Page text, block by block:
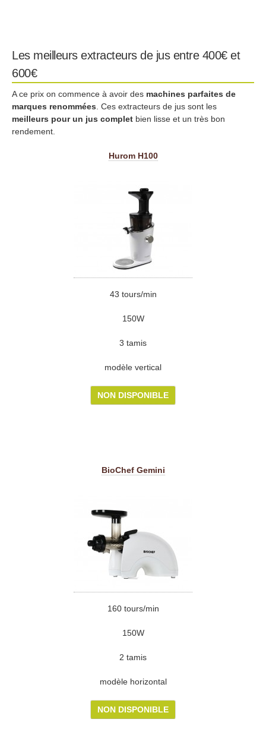
Les meilleurs extracteurs de jus entre 400€ et
600€
A ce prix on commence à avoir des machines parfaites de
marques renommées . Ces extracteurs de jus sont les
meilleurs pour un jus complet bien lisse et un très bon
rendement.
Hurom H100
43 tours/min
150W
3 tamis
modèle vertical
NON DISPONIBLE
BioChef Gemini
160 tours/min
150W
2 tamis
modèle horizontal
NON DISPONIBLE